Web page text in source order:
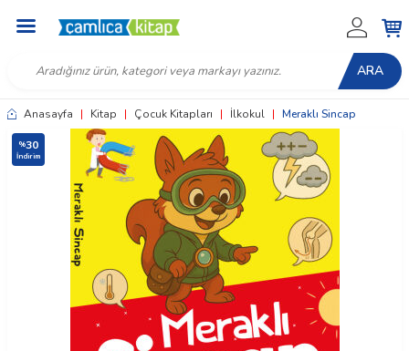
ARA
Anasayfa | Kitap | Çocuk Kitapları | İlkokul | Meraklı Sincap
%30
İndirim